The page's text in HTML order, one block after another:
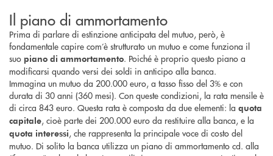
Il piano di ammortamento
Prima di parlare di estinzione anticipata del mutuo, però, è
fondamentale capire com’è strutturato un mutuo e come funziona il
suo piano di ammortamento. Poiché è proprio questo piano a
modificarsi quando versi dei soldi in anticipo alla banca.
Immagina un mutuo da 200.000 euro, a tasso fisso del 3% e con
durata di 30 anni (360 mesi). Con queste condizioni, la rata mensile è
di circa 843 euro. Questa rata è composta da due elementi: la quota
capitale, cioè parte dei 200.000 euro da restituire alla banca, e la
quota interessi, che rappresenta la principale voce di costo del
mutuo. Di solito la banca utilizza un piano di ammortamento cd. alla